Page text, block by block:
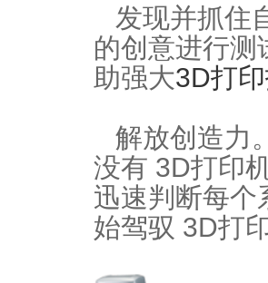
发现并抓住
的创意进行测
助强大3D打
解放创造力
没有 3D打印
迅速判断每个
始驾驭 3D打